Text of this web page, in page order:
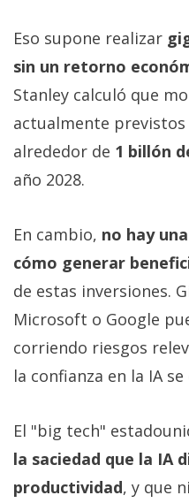
Eso supone realizar
sin un retorno
Stanley calculó que
actualmente
alrededor de 1 billón
año 2028.
En cambio, no hay
cómo generar
de estas inversiones.
Microsoft o Google
corriendo riesgos
la confianza en la IA
El "big tech"
la saciedad que la IA
productividad, y que